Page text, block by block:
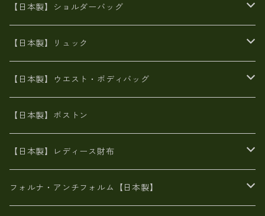
牛革製品トート・ショルダー
牛革製品リュック
火山灰染めバッグ
8号帆布
豊岡製
ヌメ革バッグ
Ａ3サイズ
オイルレザー
エナメル
がま口
リネン
メタリック
スエード
【日本製】ショルダーバッグ
漂流ロープバッグ
6号蝋引き帆布
火山灰染めバッグ
8号帆布
財布ポシェット
牛革
メタリック
オイルレザー
６号蝋引き帆布
【日本製】リュック
帆布
豊岡
豊岡製
牛革
日本製
【日本製】ウエスト・ボディバッグ
帆布
【日本製】ボストン
【日本製】レディース財布
二つ折り財布
フォルナ・アンチフォルム【日本製】